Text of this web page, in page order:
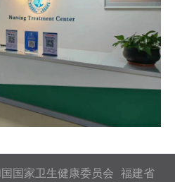
国家卫生健康委员会
福建省